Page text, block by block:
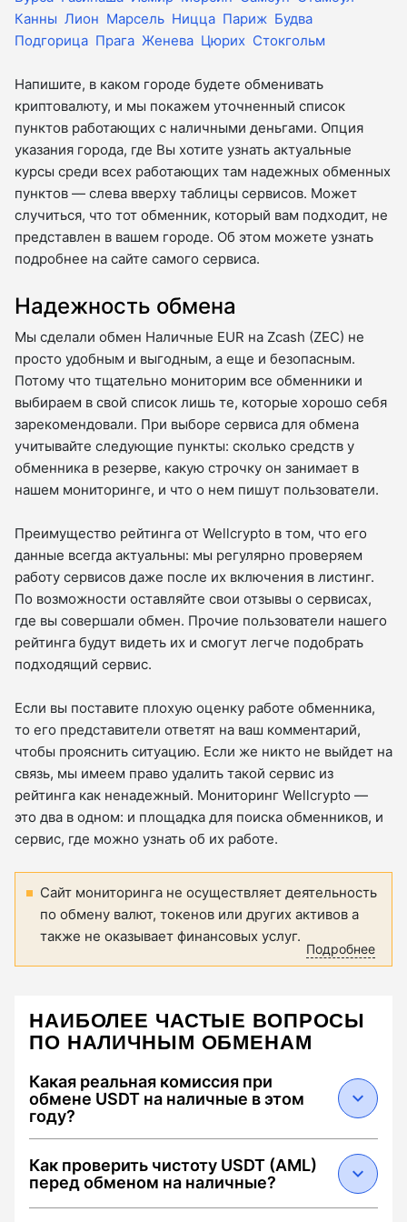
Канны Лион Марсель Ницца Париж Будва
Подгорица Прага Женева Цюрих Стокгольм
Напишите, в каком городе будете обменивать
криптовалюту, и мы покажем уточненный список
пунктов работающих с наличными деньгами. Опция
указания города, где Вы хотите узнать актуальные
курсы среди всех работающих там надежных обменных
пунктов — слева вверху таблицы сервисов. Может
случиться, что тот обменник, который вам подходит, не
представлен в вашем городе. Об этом можете узнать
подробнее на сайте самого сервиса.
Надежность обмена
Мы сделали обмен Наличные EUR на Zcash (ZEC) не
просто удобным и выгодным, а еще и безопасным.
Потому что тщательно мониторим все обменники и
выбираем в свой список лишь те, которые хорошо себя
зарекомендовали. При выборе сервиса для обмена
учитывайте следующие пункты: сколько средств у
обменника в резерве, какую строчку он занимает в
нашем мониторинге, и что о нем пишут пользователи.
Преимущество рейтинга от Wellcrypto в том, что его
данные всегда актуальны: мы регулярно проверяем
работу сервисов даже после их включения в листинг.
По возможности оставляйте свои отзывы о сервисах,
где вы совершали обмен. Прочие пользователи нашего
рейтинга будут видеть их и смогут легче подобрать
подходящий сервис.
Если вы поставите плохую оценку работе обменника,
то его представители ответят на ваш комментарий,
чтобы прояснить ситуацию. Если же никто не выйдет на
связь, мы имеем право удалить такой сервис из
рейтинга как ненадежный. Мониторинг Wellcrypto —
это два в одном: и площадка для поиска обменников, и
сервис, где можно узнать об их работе.
Сайт мониторинга не осуществляет деятельность
по обмену валют, токенов или других активов а
также не оказывает финансовых услуг.
Подробнее
НАИБОЛЕЕ ЧАСТЫЕ ВОПРОСЫ
ПО НАЛИЧНЫМ ОБМЕНАМ
Какая реальная комиссия при
обмене USDT на наличные в этом
году?
составляет от 0.5% до 2.5%. Она складывается
из: 1) спреда обменника (0.1–1.5%), 2) сетевого
Как проверить чистоту USDT (AML)
перед обменом на наличные?